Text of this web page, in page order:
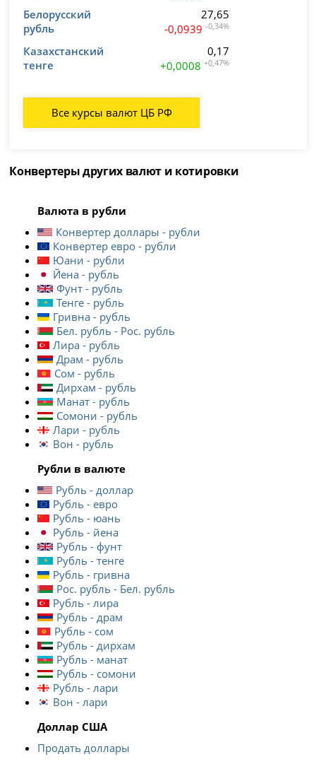
Белорусский
рубль
27,65
-0,0939 -0,34%
Казахстанский
тенге
0,17
+0,0008 +0,47%
Все курсы валют ЦБ РФ
Конвертеры других валют и котировки
Валюта в рубли
Конвертер доллары - рубли
Конвертер евро - рубли
Юани - рубли
Йена - рубль
Фунт - рубль
Тенге - рубль
Гривна - рубль
Бел. рубль - Рос. рубль
Лира - рубль
Драм - рубль
Сом - рубль
Дирхам - рубль
Манат - рубль
Сомони - рубль
Лари - рубль
Вон - рубль
Рубли в валюте
Рубль - доллар
Рубль - евро
Рубль - юань
Рубль - йена
Рубль - фунт
Рубль - тенге
Рубль - гривна
Рос. рубль - Бел. рубль
Рубль - лира
Рубль - драм
Рубль - сом
Рубль - дирхам
Рубль - манат
Рубль - сомони
Рубль - лари
Вон - лари
Доллар США
Продать доллары